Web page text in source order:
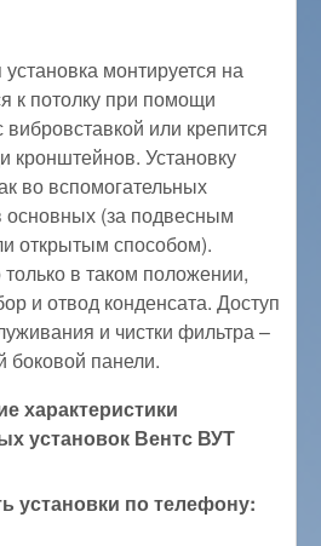
монтируется на
к потолку при помощи
вибровставкой или крепится
кронштейнов. Установку
во вспомогательных
основных (за подвесным
открытым способом).
в таком положении,
и отвод конденсата. Доступ
и чистки фильтра –
боковой панели.
характеристики
установок Вентс ВУТ
установки по телефону: